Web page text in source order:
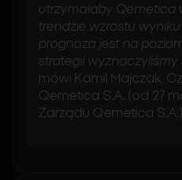
utrzymałaby Qemetica
trendzie wzrostu wyniku
prognoza jest na
strategii wyznaczyliśmy
mówi Kamil Majczak,
Qemetica S.A. (od 27
Zarządu Qemetica